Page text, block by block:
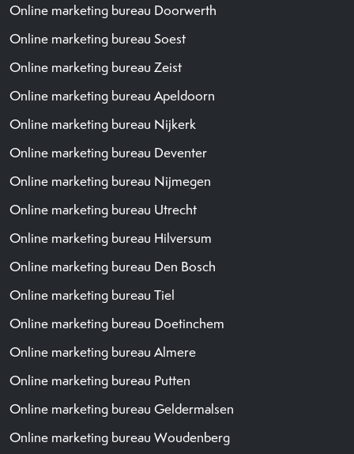
Online marketing bureau Doorwerth
Online marketing bureau Soest
Online marketing bureau Zeist
Online marketing bureau Apeldoorn
Online marketing bureau Nijkerk
Online marketing bureau Deventer
Online marketing bureau Nijmegen
Online marketing bureau Utrecht
Online marketing bureau Hilversum
Online marketing bureau Den Bosch
Online marketing bureau Tiel
Online marketing bureau Doetinchem
Online marketing bureau Almere
Online marketing bureau Putten
Online marketing bureau Geldermalsen
Online marketing bureau Woudenberg